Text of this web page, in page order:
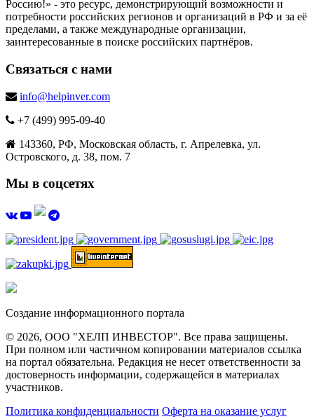
Россию!» - это ресурс, демонстрирующий возможности и
потребности российских регионов и организаций в РФ и за её
пределами, а также международные организации,
заинтересованные в поиске российских партнёров.
Связаться с нами
info@helpinver.com
+7 (499) 995-09-40
143360, РФ, Московская область, г. Апрелевка, ул.
Островского, д. 38, пом. 7
Мы в соцсетях
Создание информационного портала
© 2026, ООО "ХЕЛП ИНВЕСТОР". Все права защищены.
При полном или частичном копировании материалов ссылка
на портал обязательна. Редакция не несет ответственности за
достоверность информации, содержащейся в материалах
участников.
Политика конфиденциальности Оферта на оказание услуг